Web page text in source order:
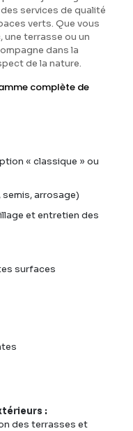
services de qualité
verts. Que vous
une terrasse ou un
dans la
de la nature.
complète de
« classique » ou
arrosage)
et entretien des
surfaces
:
des terrasses et